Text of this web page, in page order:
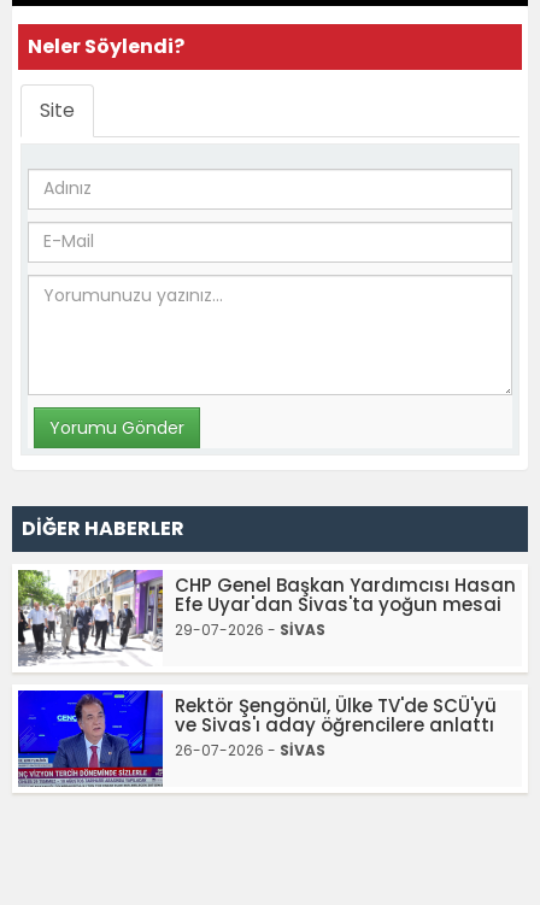
Neler Söylendi?
Site
DİĞER HABERLER
CHP Genel Başkan Yardımcısı Hasan
Efe Uyar'dan Sivas'ta yoğun mesai
29-07-2026 - SİVAS
Rektör Şengönül, Ülke TV'de SCÜ'yü
ve Sivas'ı aday öğrencilere anlattı
26-07-2026 - SİVAS